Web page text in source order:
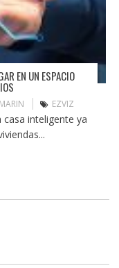
EN UN ESPACIO
EZVIZ
inteligente ya